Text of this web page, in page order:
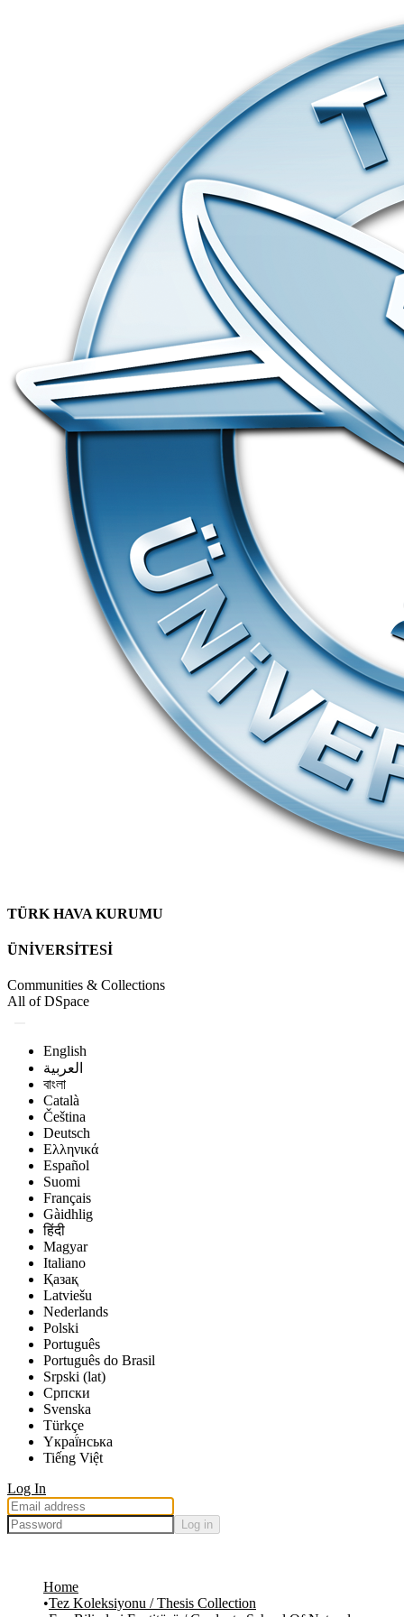
TÜRK HAVA KURUMU
ÜNİVERSİTESİ
Communities & Collections
All of DSpace
English
العربية
বাংলা
Català
Čeština
Deutsch
Ελληνικά
Español
Suomi
Français
Gàidhlig
हिंदी
Magyar
Italiano
Қазақ
Latviešu
Nederlands
Polski
Português
Português do Brasil
Srpski (lat)
Српски
Svenska
Türkçe
Yкраї́нська
Tiếng Việt
Log In
Log in
Home
Tez Koleksiyonu / Thesis Collection